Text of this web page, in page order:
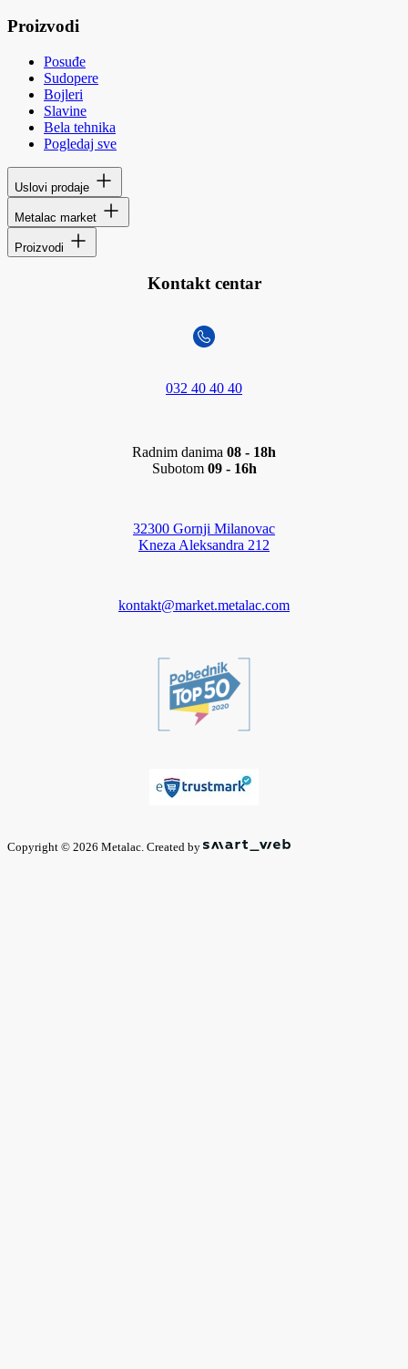
Proizvodi
Posuđe
Sudopere
Bojleri
Slavine
Bela tehnika
Pogledaj sve
Uslovi prodaje
Metalac market
Proizvodi
Kontakt centar
032 40 40 40
Radnim danima 08 - 18h
Subotom 09 - 16h
32300 Gornji Milanovac
Kneza Aleksandra 212
kontakt@market.metalac.com
Copyright © 2026 Metalac. Created by